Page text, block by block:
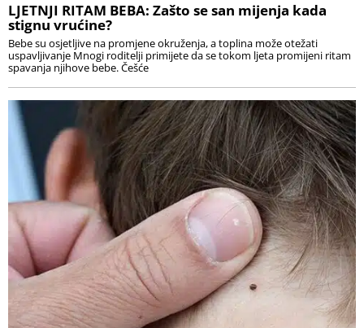
LJETNJI RITAM BEBA: Zašto se san mijenja kada
stignu vrućine?
Bebe su osjetljive na promjene okruženja, a toplina može otežati
uspavljivanje Mnogi roditelji primijete da se tokom ljeta promijeni ritam
spavanja njihove bebe. Češće